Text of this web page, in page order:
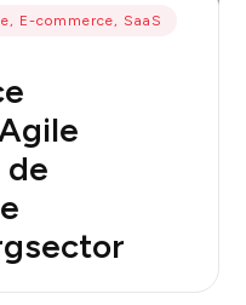
E-commerce, SaaS
de